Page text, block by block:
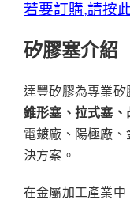
若要訂購,請按
矽膠塞介紹
達豐矽膠為專業
錐形塞、拉式塞
電鍍廠、陽極廠
決方案。
在金屬加工產業中